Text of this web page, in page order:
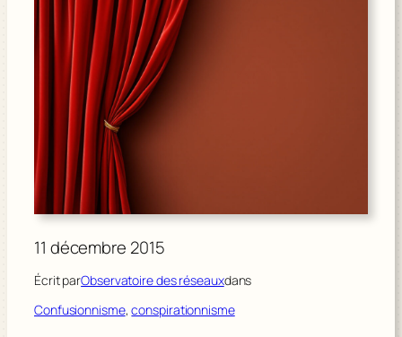
11 décembre 2015
Écrit parObservatoire des réseauxdans
Confusionnisme, conspirationnisme